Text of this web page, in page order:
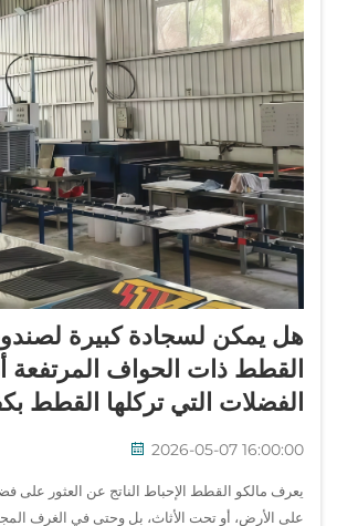
هل يمكن لسجادة كبيرة
القطط ذات الحواف المرتفعة
الفضلات التي تركلها القطط
2026-05-07 16:00:00
يعرف مالكو القطط الإحباط الناتج عن العثور على
على الأرض، أو تحت الأثاث، بل وحتى في الغرف